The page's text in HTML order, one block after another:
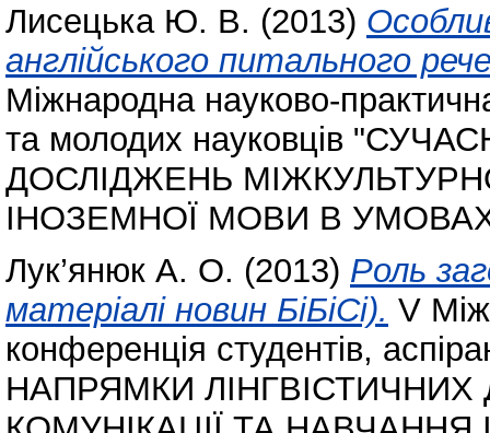
Лисецька Ю. В. (2013)
англійського питального
Міжнародна науково-
та молодих науковців
ДОСЛІДЖЕНЬ
ІНОЗЕМНОЇ МОВИ В
Лук’янюк А. О. (2013) Роль
матеріалі новин БіБіСі). V
конференція студентів,
НАПРЯМКИ